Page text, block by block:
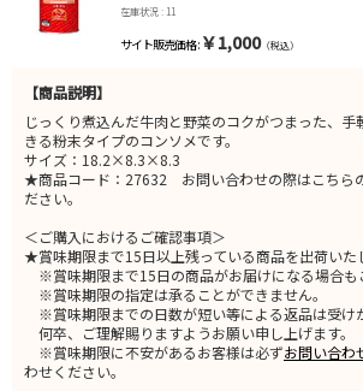
在庫状況 : 11
サイト販売価格 : ￥1,000（税込）
【商品説明】
じっくり煮込んだ牛肉と野菜のコクがつまった、手
きる粉末タイプのコンソメです。
サイズ：18.2×8.3×8.3
★商品コード：27632 お問い合わせの際はこちら
ださい。
＜ご購入におけるご確認事項＞
★賞味期限まで15日以上残っている商品を出荷いた
※賞味期限まで15日の商品がお届けになる場合も
※賞味期限の指定は承ることができません。
※賞味期限までの日数が短い等による返品は受け
何卒、ご理解賜りますようお願い申し上げます。
※賞味期限に不安があるお客様は必ずお問い合わ
わせください。